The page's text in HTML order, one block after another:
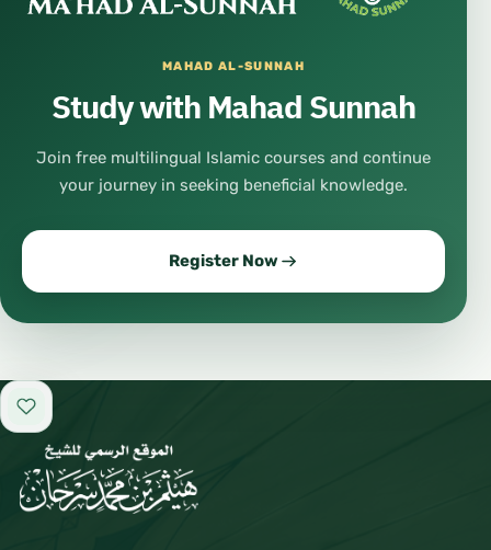
MAHAD AL-SUNNAH
Study with Mahad Sunnah
Join free multilingual Islamic courses and continue
your journey in seeking beneficial knowledge.
Register Now
Add to favorites